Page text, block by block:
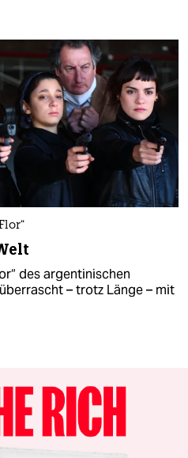
des argentinischen
– trotz Länge – mit